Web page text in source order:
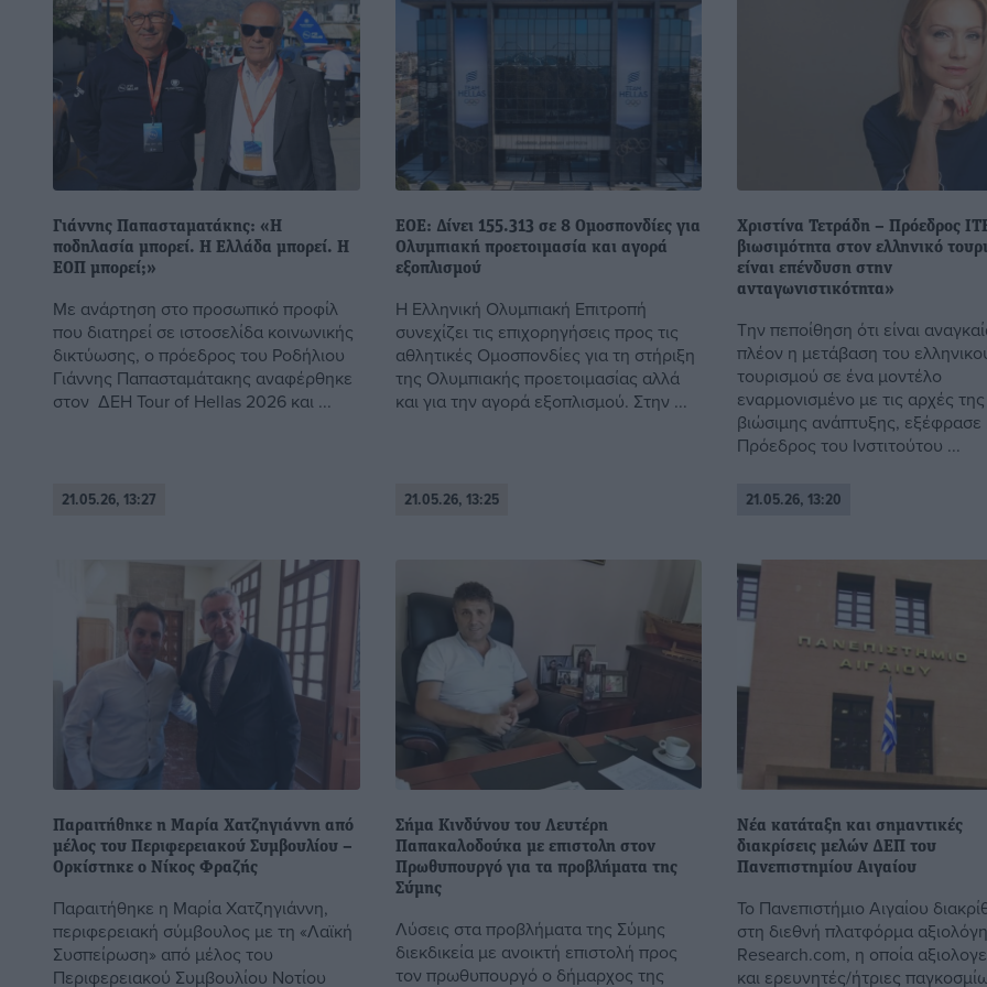
Γιάννης Παπασταματάκης: «Η
ποδηλασία μπορεί. Η Ελλάδα μπορεί. Η
ΕΟΠ μπορεί;»
Με ανάρτηση στο προσωπικό προφίλ
που διατηρεί σε ιστοσελίδα κοινωνικής
δικτύωσης, ο πρόεδρος του Ροδήλιου
Γιάννης Παπασταμάτακης αναφέρθηκε
στον ΔΕΗ Tour of Hellas 2026 και ...
21.05.26, 13:27
EOE: Δίνει 155.313 σε 8 Ομοσπονδίες για
Ολυμπιακή προετοιμασία και αγορά
εξοπλισμού
Η Ελληνική Ολυμπιακή Επιτροπή
συνεχίζει τις επιχορηγήσεις προς τις
αθλητικές Ομοσπονδίες για τη στήριξη
της Ολυμπιακής προετοιμασίας αλλά
και για την αγορά εξοπλισμού. Στην ...
21.05.26, 13:25
Χριστίνα Τετράδη – Πρόεδρος
βιωσιμότητα στον ελληνικό
είναι επένδυση στην
ανταγωνιστικότητα»
Την πεποίθηση ότι είναι
πλέον η μετάβαση του
τουρισμού σε ένα μοντέλο
εναρμονισμένο με τις αρχές της
βιώσιμης ανάπτυξης, εξέφρασε
Πρόεδρος του Ινστιτούτου ...
21.05.26, 13:20
Παραιτήθηκε η Μαρία Χατζηγιάννη από
μέλος του Περιφερειακού Συμβουλίου –
Ορκίστηκε ο Νίκος Φραζής
Παραιτήθηκε η Μαρία Χατζηγιάννη,
περιφερειακή σύμβουλος με τη «Λαϊκή
Συσπείρωση» από μέλος του
Περιφερειακού Συμβουλίου Νοτίου
Σήμα Κινδύνου του Λευτέρη
Παπακαλοδούκα με επιστολη στον
Πρωθυπουργό για τα προβλήματα της
Σύμης
Λύσεις στα προβλήματα της Σύμης
διεκδικεία με ανοικτή επιστολή προς
τον πρωθυπουργό ο δήμαρχος της
Νέα κατάταξη και σημαντικές
διακρίσεις μελών ΔΕΠ του
Πανεπιστημίου Αιγαίου
Το Πανεπιστήμιο Αιγαίου
στη διεθνή πλατφόρμα
Research.com, η οποία
και ερευνητές/ήτριες